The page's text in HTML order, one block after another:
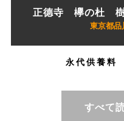
正德寺 欅の杜 樹
東京都品
永代供養料
すべて